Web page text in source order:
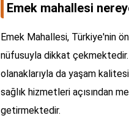
Emek mahallesi
Emek Mahallesi, Türkiye'nin
nüfusuyla dikkat
olanaklarıyla da yaşam
sağlık hizmetleri açısından
getirmektedir.